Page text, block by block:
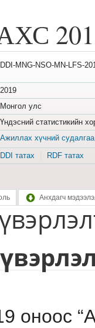
DDI-MNG-NSO-MN-LFS-
2019
Монгол улс
Үндэсний статистикийн
Ажиллах хүчний судалгаа
DDI татах RDF татах
Анхдагч
оноос